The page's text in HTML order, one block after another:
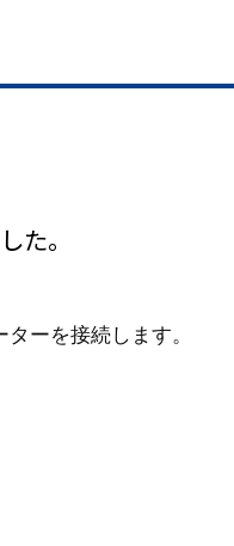
た。
ーを接続します。